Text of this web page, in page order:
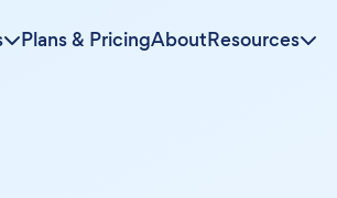
Plans & PricingAboutResources